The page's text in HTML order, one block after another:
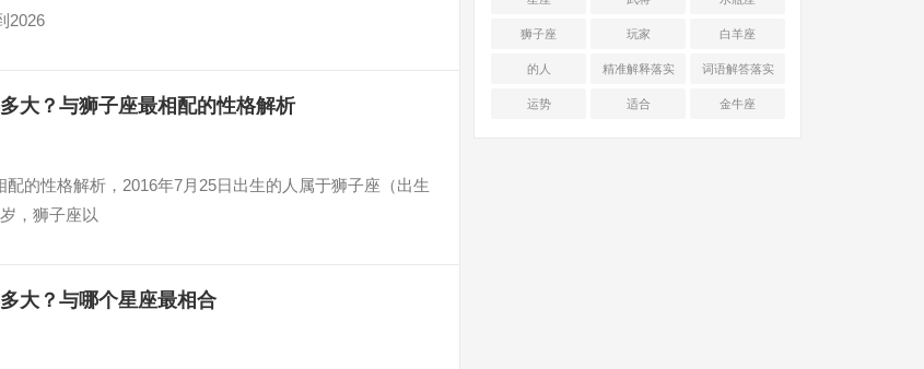
2026
大？与狮子座最相配的性格解析
的性格解析，2016年7月25日出生的人属于狮子座（出生
，狮子座以
大？与哪个星座最相合
狮子座 玩家 白羊座
的人 精准解释落实 词语解答落实
运势 适合 金牛座